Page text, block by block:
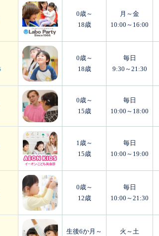
0歳～
18歳
月～金
10:00～16:00
0歳～
18歳
毎日
9:30～21:30
0歳～
15歳
毎日
10:00～18:00
1歳～
15歳
毎日
10:00～19:00
0歳～
12歳
毎日
10:00～21:30
生後6か月～
火～土